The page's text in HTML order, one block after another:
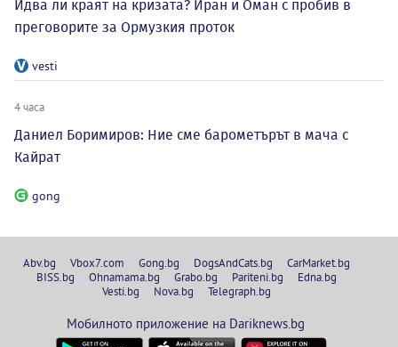
Идва ли краят на кризата? Иран и Оман с пробив в
преговорите за Ормузкия проток
vesti
4 часа
Даниел Боримиров: Ние сме барометърът в мача с
Кайрат
gong
Abv.bg Vbox7.com Gong.bg DogsAndCats.bg
CarMarket.bg
BISS.bg
Ohnamama.bg Grabo.bg Pariteni.bg
Edna.bg
Vesti.bg
Nova.bg Telegraph.bg
Мобилното приложение на Dariknews.bg